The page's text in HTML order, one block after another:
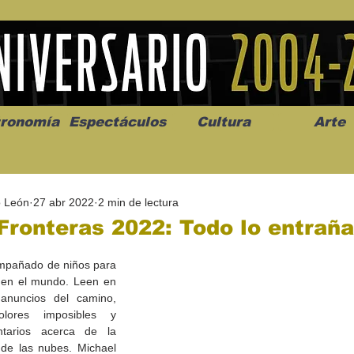
Espectáculos Cultura Arte
2022: Todo lo
León 27 abr 2022 2 min de lectura
de niños para
el mundo. Leen en
del camino,
imposibles y
acerca de la
las nubes. Michael
abre la
de alto impacto
Celebran el mes del amor
en la Casa de la Cultura
Progreso con micrófono
abierto